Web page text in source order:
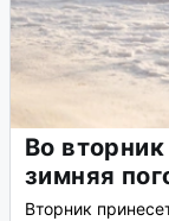
Во
зимняя
Вторник